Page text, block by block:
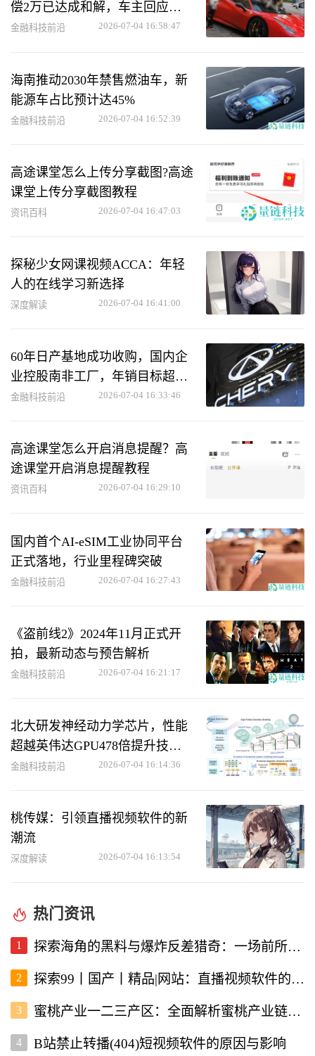
偿2万已达成和解，车主回应事
件
金融科技前沿 2026-07-04 16:58:47
海南推动2030年禁售燃油车，新
能源车占比预计达45%
金融科技前沿 2026-07-04 16:52:39
高途课堂怎么上传分享截图?高途
课堂上传分享截图教程
资讯百科 2026-07-04 16:47:03
探秘少女网课视频ACCA：年轻
人的在线学习新选择
深度解读 2026-07-04 16:41:00
60年日产基地成功收购，国内企
业控股南非工厂，年销目标超10
万辆
金融科技前沿 2026-07-04 16:33:46
高途课堂怎么开启消息提醒？高
途课堂开启消息提醒教程
资讯百科 2026-07-04 16:29:10
国内首个AI-eSIM工业协同平台
正式落地，行业里程碑突破
金融科技前沿 2026-07-04 16:27:43
《盗前线2》2024年11月正式开
拍，最新动态与预告解析
金融科技前沿 2026-07-04 16:21:17
北大研发神经动力学芯片，性能
超越英伟达GPU478倍提升技术
创新
金融科技前沿 2026-07-04 16:14:36
桃传媒：引领直播视频软件的新
潮流
深度解读 2026-07-04 16:13:54
热门资讯
1 探索海角的黑料与爆炸反差猎奇：一场前所未有的直播视频体验
2 探索99丨国产丨精品|网站：直播视频软件的新选择
3 蜜桃产业一二三产区：全面解析蜜桃产业链的现状与未来
4 B站禁止转播(404)短视频软件的原因与影响